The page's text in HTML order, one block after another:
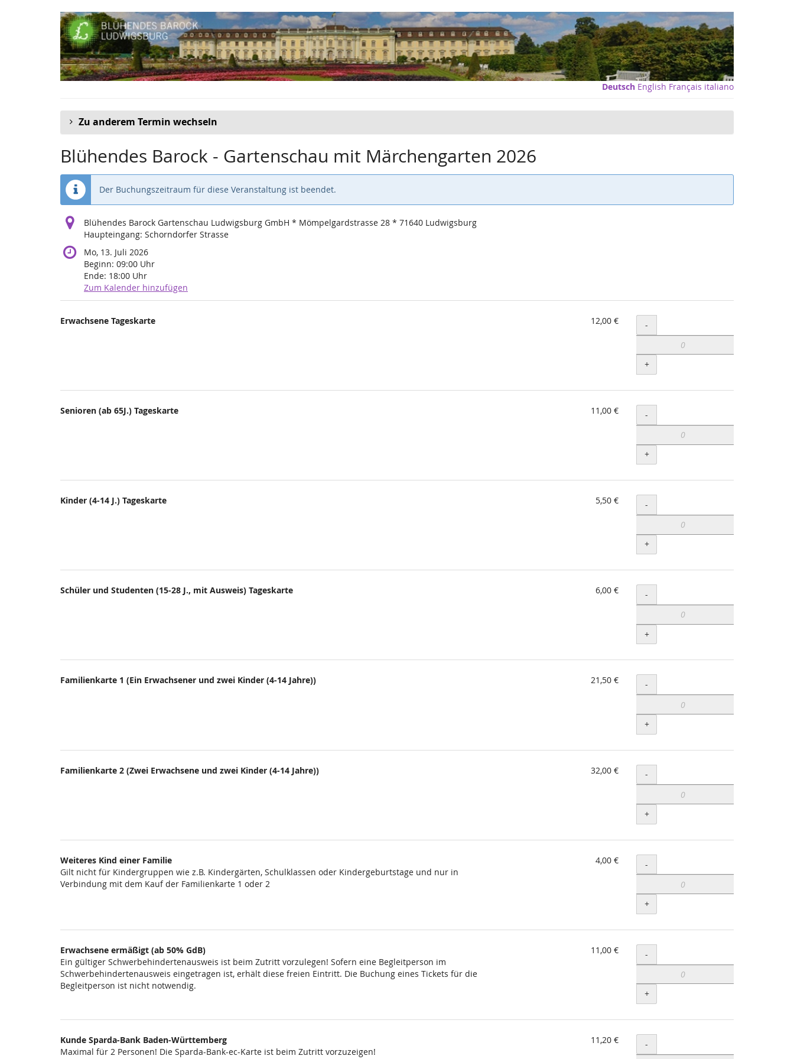
Deutsch English Français italiano
Zu anderem Termin wechseln
Blühendes Barock - Gartenschau mit Märchengarten 2026
Der Buchungszeitraum für diese Veranstaltung ist beendet.
Blühendes Barock Gartenschau Ludwigsburg GmbH * Mömpelgardstrasse 28 * 71640 Ludwigsburg
Haupteingang: Schorndorfer Strasse
Mo, 13. Juli 2026
Beginn: 09:00 Uhr
Ende: 18:00 Uhr
Zum Kalender hinzufügen
Produkte
Erwachsene Tageskarte 12,00 € Menge
-
+
Senioren (ab 65J.) Tageskarte 11,00 € Menge
-
+
Kinder (4-14 J.) Tageskarte 5,50 € Menge
-
+
Schüler und Studenten (15-28 J., mit Ausweis) Tageskarte 6,00 € Menge
-
+
Familienkarte 1 (Ein Erwachsener und zwei Kinder (4-14 Jahre)) 21,50 € Menge
-
+
Familienkarte 2 (Zwei Erwachsene und zwei Kinder (4-14 Jahre)) 32,00 € Menge
-
+
Weiteres Kind einer Familie
Gilt nicht für Kindergruppen wie z.B. Kindergärten, Schulklassen oder Kindergeburtstage und nur in
Verbindung mit dem Kauf der Familienkarte 1 oder 2
4,00 € Menge
-
+
Erwachsene ermäßigt (ab 50% GdB)
Ein gültiger Schwerbehindertenausweis ist beim Zutritt vorzulegen! Sofern eine Begleitperson im
Schwerbehindertenausweis eingetragen ist, erhält diese freien Eintritt. Die Buchung eines Tickets für die
Begleitperson ist nicht notwendig.
11,00 € Menge
-
+
Kunde Sparda-Bank Baden-Württemberg
Maximal für 2 Personen! Die Sparda-Bank-ec-Karte ist beim Zutritt vorzuzeigen!
11,20 € Menge
-